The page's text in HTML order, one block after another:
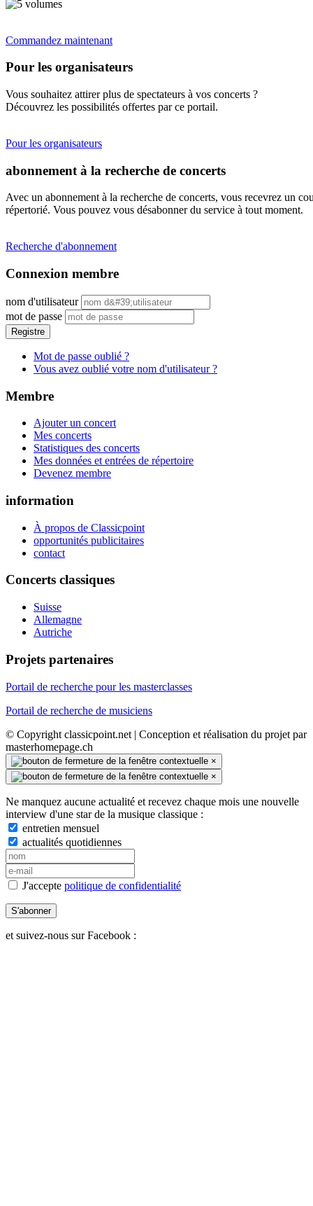
Commandez maintenant
Pour les organisateurs
Vous souhaitez attirer plus de spectateurs à vos concerts ?
Découvrez les possibilités offertes par ce portail.
Pour les organisateurs
abonnement à la recherche de concerts
Avec un abonnement à la recherche de concerts, vous recevrez un
répertorié. Vous pouvez vous désabonner du service à tout moment.
Recherche d'abonnement
Connexion membre
nom d'utilisateur
mot de passe
Registre
Mot de passe oublié ?
Vous avez oublié votre nom d'utilisateur ?
Membre
Ajouter un concert
Mes concerts
Statistiques des concerts
Mes données et entrées de répertoire
Devenez membre
information
À propos de Classicpoint
opportunités publicitaires
contact
Concerts classiques
Suisse
Allemagne
Autriche
Projets partenaires
Portail de recherche pour les masterclasses
Portail de recherche de musiciens
© Copyright classicpoint.net | Conception et réalisation du projet par
masterhomepage.ch
×
×
Ne manquez aucune actualité et recevez chaque mois une nouvelle
interview d'une star de la musique classique :
entretien mensuel
actualités quotidiennes
J'accepte politique de confidentialité
S'abonner
et suivez-nous sur Facebook :